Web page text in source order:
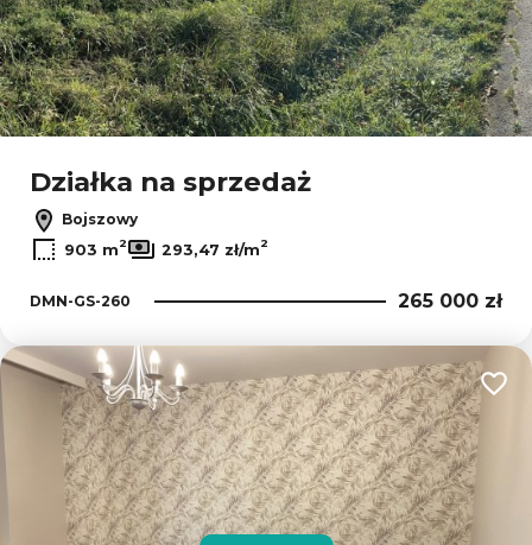
Działka na sprzedaż
Bojszowy
903 m2 293,47 zł/m2
DMN-GS-260 265 000 zł